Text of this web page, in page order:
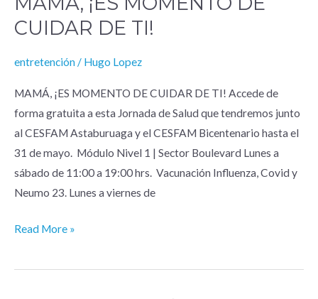
CUIDAR DE TI!
entretención / Hugo Lopez
MAMÁ, ¡ES MOMENTO DE CUIDAR DE TI! Accede de
forma gratuita a esta Jornada de Salud que tendremos junto
al CESFAM Astaburuaga y el CESFAM Bicentenario hasta el
31 de mayo. Módulo Nivel 1 | Sector Boulevard Lunes a
sábado de 11:00 a 19:00 hrs. Vacunación Influenza, Covid y
Neumo 23. Lunes a viernes de
¡ES
DE
DE
TI!
Read More »